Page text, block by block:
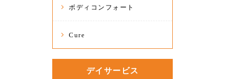
ボディコンフォート
Cure
デイサービス